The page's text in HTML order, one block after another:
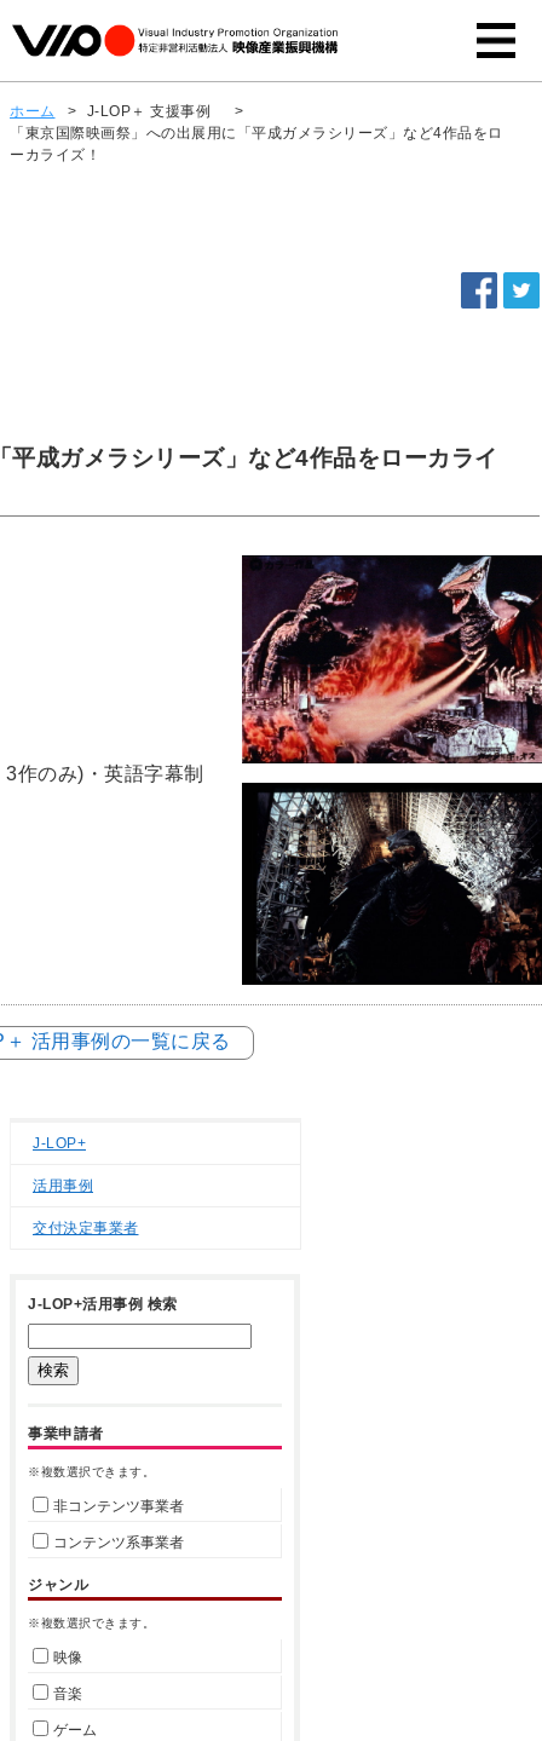
ホーム > J-LOP＋ 支援事例
>
「東京国際映画祭」への出展用に「平成ガメラシリーズ」など4作品をロ
ーカライズ！
成ガメラシリーズ」など4作品をローカライ
作のみ)・英語字幕制
＋ 活用事例の一覧に戻る
J-LOP+
活用事例
交付決定事業者
J-LOP+活用事例 検索
事業申請者
※複数選択できます。
非コンテンツ事業者
コンテンツ系事業者
ジャンル
※複数選択できます。
映像
音楽
ゲーム